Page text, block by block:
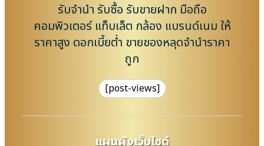
รับจำนำ รับซื้อ รับขายฝาก มือถือ
คอมพิวเตอร์ แท็บเล็ต กล้อง แบรนด์เนม ให้
ราคาสูง ดอกเบี้ยต่ำ ขายของหลุดจำนำราคา
ถูก
[post-views]
แผนผังเว็บไซต์